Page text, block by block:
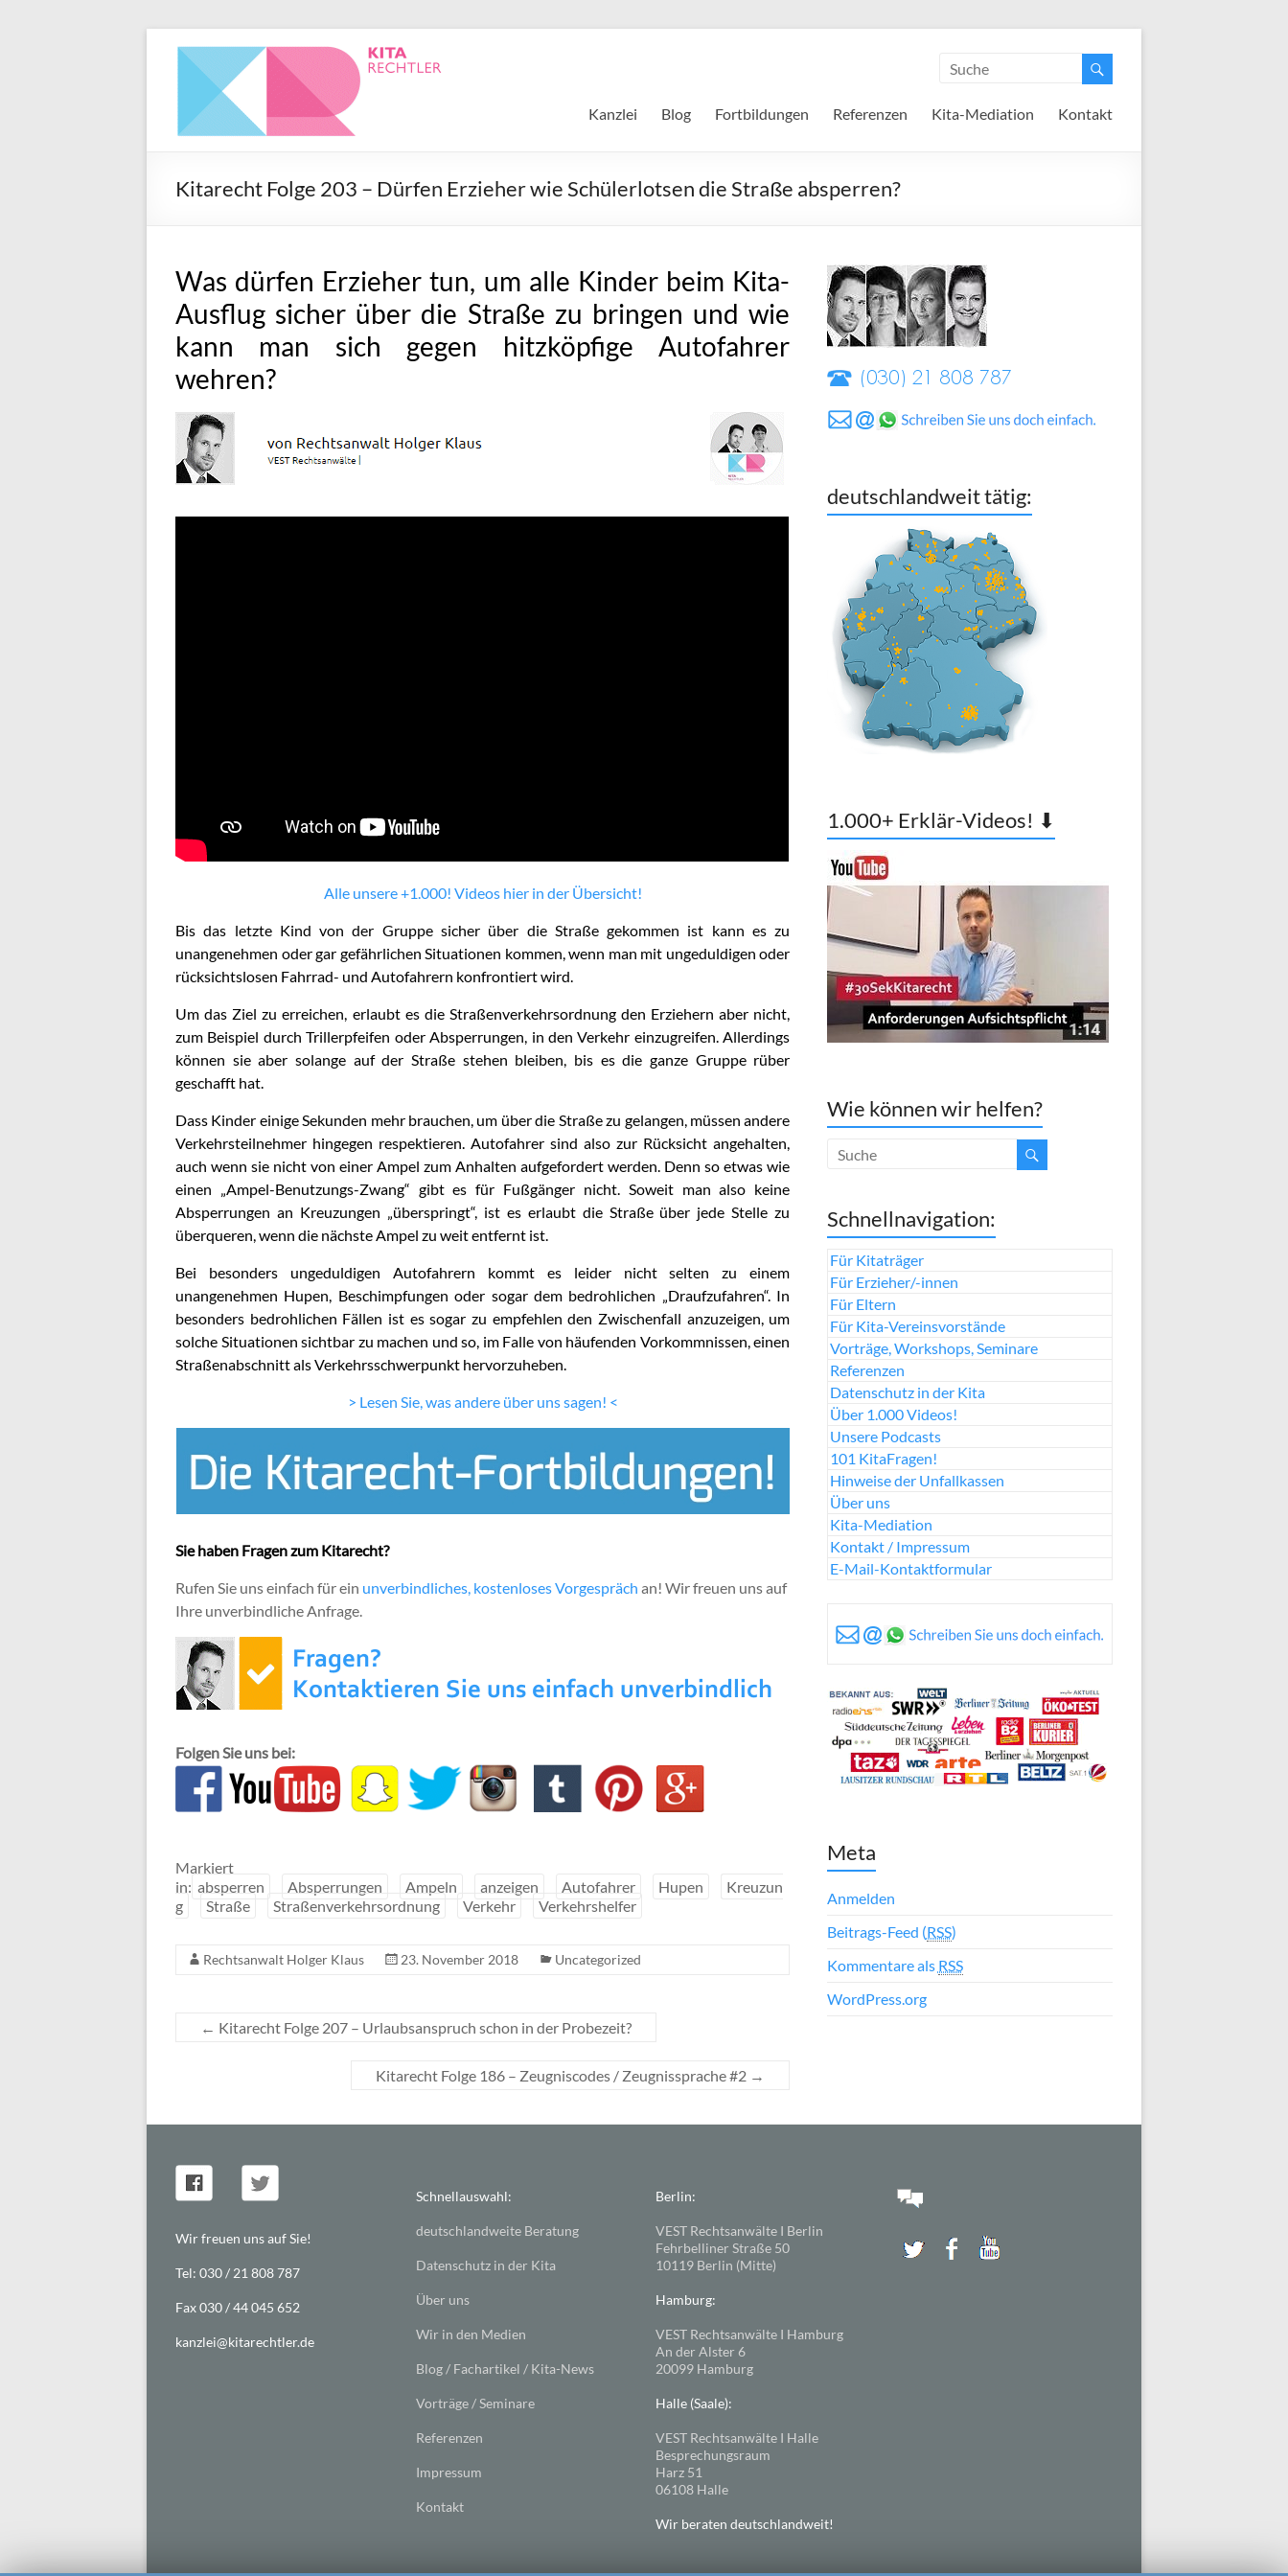
Kanzlei Blog Fortbildungen Referenzen Kita-Mediation Kontakt
Kitarecht Folge 203 – Dürfen Erzieher wie Schülerlotsen die Straße absperren?
Was dürfen Erzieher tun, um alle Kinder beim Kita-
Ausflug sicher über die Straße zu bringen und wie
kann man sich gegen hitzköpfige Autofahrer
wehren?
Alle unsere +1.000! Videos hier in der Übersicht!
Bis das letzte Kind von der Gruppe sicher über die Straße gekommen ist kann es zu
unangenehmen oder gar gefährlichen Situationen kommen, wenn man mit ungeduldigen oder
rücksichtslosen Fahrrad- und Autofahrern konfrontiert wird.
Um das Ziel zu erreichen, erlaubt es die Straßenverkehrsordnung den Erziehern aber nicht,
zum Beispiel durch Trillerpfeifen oder Absperrungen, in den Verkehr einzugreifen. Allerdings
können sie aber solange auf der Straße stehen bleiben, bis es die ganze Gruppe rüber
geschafft hat.
Dass Kinder einige Sekunden mehr brauchen, um über die Straße zu gelangen, müssen andere
Verkehrsteilnehmer hingegen respektieren. Autofahrer sind also zur Rücksicht angehalten,
auch wenn sie nicht von einer Ampel zum Anhalten aufgefordert werden. Denn so etwas wie
einen „Ampel-Benutzungs-Zwang“ gibt es für Fußgänger nicht. Soweit man also keine
Absperrungen an Kreuzungen „überspringt“, ist es erlaubt die Straße über jede Stelle zu
überqueren, wenn die nächste Ampel zu weit entfernt ist.
Bei besonders ungeduldigen Autofahrern kommt es leider nicht selten zu einem
unangenehmen Hupen, Beschimpfungen oder sogar dem bedrohlichen „Draufzufahren“. In
besonders bedrohlichen Fällen ist es sogar zu empfehlen den Zwischenfall anzuzeigen, um
solche Situationen sichtbar zu machen und so, im Falle von häufenden Vorkommnissen, einen
Straßenabschnitt als Verkehrsschwerpunkt hervorzuheben.
> Lesen Sie, was andere über uns sagen! <
Sie haben Fragen zum Kitarecht?
Rufen Sie uns einfach für ein unverbindliches, kostenloses Vorgespräch an! Wir freuen uns auf
Ihre unverbindliche Anfrage.
Folgen Sie uns bei:
Markiert
in: absperren Absperrungen Ampeln anzeigen Autofahrer Hupen
Kreuzun
g
Straße Straßenverkehrsordnung Verkehr Verkehrshelfer
Rechtsanwalt Holger Klaus 23. November 2018 Uncategorized
← Kitarecht Folge 207 – Urlaubsanspruch schon in der Probezeit?
Kitarecht Folge 186 – Zeugniscodes / Zeugnissprache #2 →
deutschlandweit tätig:
1.000+ Erklär-Videos! ⬇
Wie können wir helfen?
Schnellnavigation:
Für Kitaträger
Für Erzieher/-innen
Für Eltern
Für Kita-Vereinsvorstände
Vorträge, Workshops, Seminare
Referenzen
Datenschutz in der Kita
Über 1.000 Videos!
Unsere Podcasts
101 KitaFragen!
Hinweise der Unfallkassen
Über uns
Kita-Mediation
Kontakt / Impressum
E-Mail-Kontaktformular
Meta
Anmelden
Beitrags-Feed (RSS)
Kommentare als RSS
WordPress.org
Wir freuen uns auf Sie!
Tel: 030 / 21 808 787
Fax 030 / 44 045 652
kanzlei@kitarechtler.de
Schnellauswahl:
deutschlandweite Beratung
Datenschutz in der Kita
Über uns
Wir in den Medien
Blog / Fachartikel / Kita-News
Vorträge / Seminare
Referenzen
Impressum
Kontakt
Berlin:
VEST Rechtsanwälte I Berlin
Fehrbelliner Straße 50
10119 Berlin (Mitte)
Hamburg:
VEST Rechtsanwälte I Hamburg
An der Alster 6
20099 Hamburg
Halle (Saale):
VEST Rechtsanwälte I Halle
Besprechungsraum
Harz 51
06108 Halle
Wir beraten deutschlandweit!